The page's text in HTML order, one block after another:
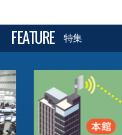
FEATURE 特集